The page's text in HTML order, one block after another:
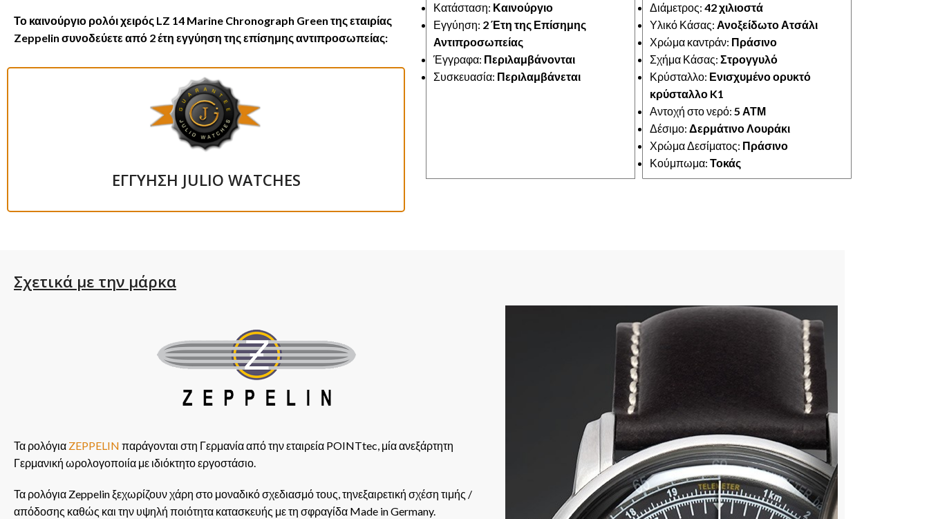
Το καινούργιο ρολόι χειρός LZ 14 Marine Chronograph Green της εταιρίας
Zeppelin συνοδεύετε από 2 έτη εγγύηση της επίσημης αντιπροσωπείας:
ΕΓΓΥΗΣΗ JULIO WATCHES
Κατάσταση: Καινούργιο
Εγγύηση: 2 Έτη της Επίσημης
Αντιπροσωπείας
Έγγραφα: Περιλαμβάνονται
Συσκευασία: Περιλαμβάνεται
Διάμετρος: 42 χιλιοστά
Υλικό Κάσας: Ανοξείδωτο Ατσάλι
Χρώμα καντράν: Πράσινο
Σχήμα Κάσας: Στρογγυλό
Κρύσταλλο: Ενισχυμένο ορυκτό
κρύσταλλο K1
Αντοχή στο νερό: 5 ΑΤΜ
Δέσιμο: Δερμάτινο Λουράκι
Χρώμα Δεσίματος: Πράσινο
Κούμπωμα: Τοκάς
Σχετικά με την μάρκα
Τα ρολόγια ZEPPELIN παράγονται στη Γερμανία από την εταιρεία POINTtec, μία ανεξάρτητη
Γερμανική ωρολογοποιία με ιδιόκτητο εργοστάσιο.
Τα ρολόγια Zeppelin ξεχωρίζουν χάρη στο μοναδικό σχεδιασμό τους, τηνεξαιρετική σχέση τιμής /
απόδοσης καθώς και την υψηλή ποιότητα κατασκευής με τη σφραγίδα Made in Germany.